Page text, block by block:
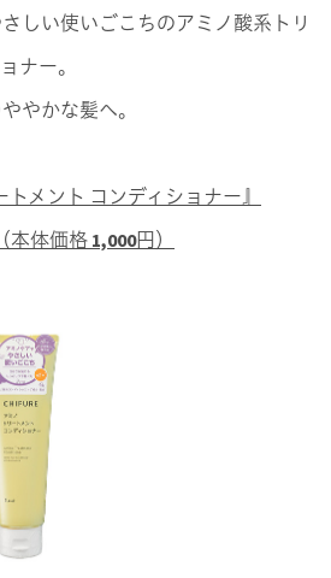
しい使いごこちのアミノ酸系トリ
ナー。
やかな髪へ。
トメント コンディショナー』
体価格 1,000円）